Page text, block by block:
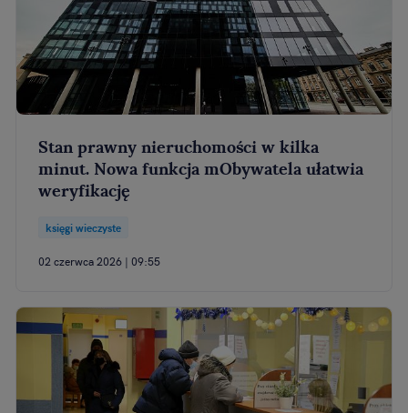
Stan prawny nieruchomości w kilka
minut. Nowa funkcja mObywatela ułatwia
weryfikację
księgi wieczyste
02 czerwca 2026 | 09:55